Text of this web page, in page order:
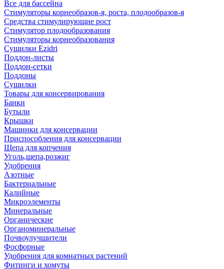
Все для бассейна
Стимуляторы корнеобразов-я, роста, плодообразов-я
Средства стимулирующие рост
Стимулятор плодообразования
Стимуляторы корнеобразования
Сушилки Ezidri
Поддон-листы
Поддон-сетки
Поддоны
Сушилки
Товары для консервирования
Банки
Бутыли
Крышки
Машинки для консервации
Приспособления для консервации
Щепа для копчения
Уголь,щепа,розжиг
Удобрения
Азотные
Бактериальные
Калийные
Микроэлементы
Минеральные
Органические
Органоминеральные
Почвоулучшители
Фосфорные
Удобрения для комнатных растений
Фитинги и хомуты